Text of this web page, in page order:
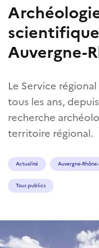
Auvergne-
Le Service
tous les ans,
recherche
territoire régional.
Actualité Auvergne-
Tous publics